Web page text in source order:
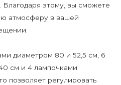
Благодаря этому, вы сможете
атмосферу в вашей
диаметром 80 и 52,5 см, 6
см и 4 лампочками
позволяет регулировать